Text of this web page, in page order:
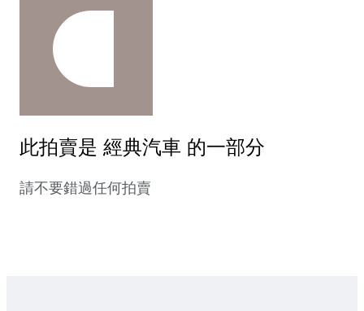
此拍賣是 經典汽車 的一部分
請不要錯過任何拍賣